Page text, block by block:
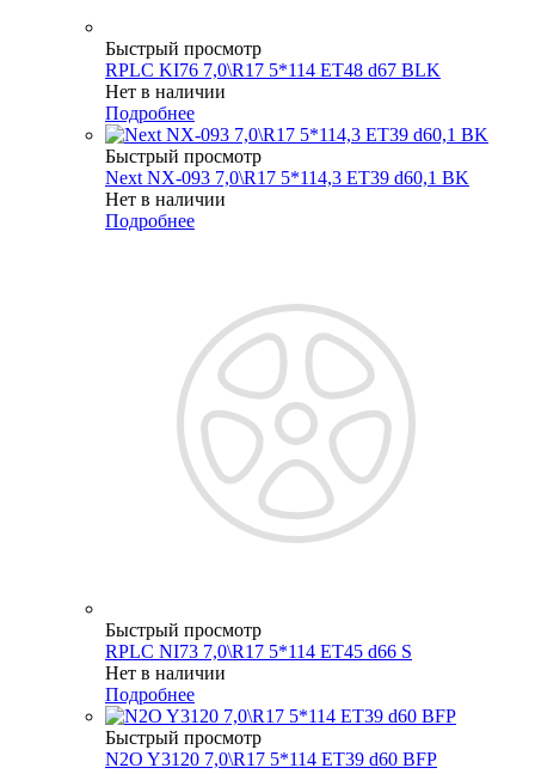
Быстрый просмотр
RPLC KI76 7,0\R17 5*114 ET48 d67 BLK
Нет в наличии
Подробнее
Быстрый просмотр
Next NX-093 7,0\R17 5*114,3 ET39 d60,1 BK
Нет в наличии
Подробнее
Быстрый просмотр
RPLC NI73 7,0\R17 5*114 ET45 d66 S
Нет в наличии
Подробнее
Быстрый просмотр
N2O Y3120 7,0\R17 5*114 ET39 d60 BFP